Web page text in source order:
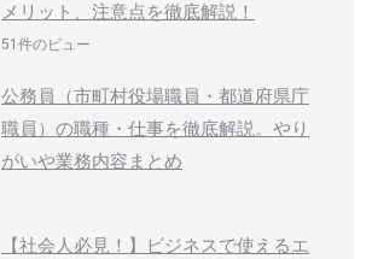
メリット、注意点を徹底解説！
51件のビュー
公務員（市町村役場職員・都道府県庁
職員）の職種・仕事を徹底解説。やり
がいや業務内容まとめ
【社会人必見！】ビジネスで使えるエ